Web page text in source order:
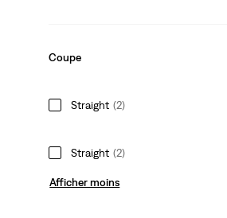
Coupe
Straight (2)
Straight (2)
Afficher moins